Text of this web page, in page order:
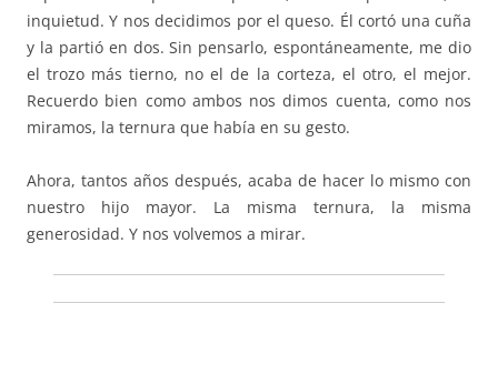
inquietud. Y nos decidimos por el queso. Él cortó una cuña
y la partió en dos. Sin pensarlo, espontáneamente, me dio
el trozo más tierno, no el de la corteza, el otro, el mejor.
Recuerdo bien como ambos nos dimos cuenta, como nos
miramos, la ternura que había en su gesto.
Ahora, tantos años después, acaba de hacer lo mismo con
nuestro hijo mayor. La misma ternura, la misma
generosidad. Y nos volvemos a mirar.